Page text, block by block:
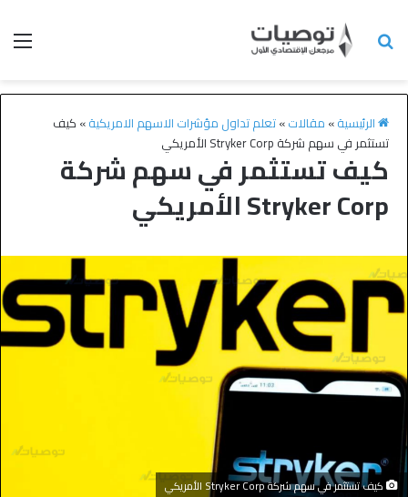
الرئيسية» مقالات»تعلم تداول مؤشرات الاسهم الامريكية» كيف
تستثمر في سهم شركة Stryker Corp الأمريكي
كيف تستثمر في سهم شركة
Stryker Corp الأمريكي
كيف تستثمر في سهم شركة Stryker Corp الأمريكي